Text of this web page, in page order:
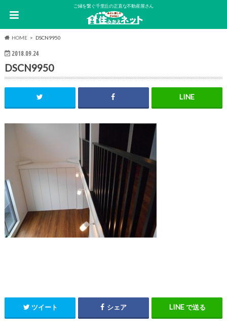
ご縁を繋ぐ千里丘の正直な不動産屋さん
HOME DSCN9950
2018.09.24
DSCN9950
ツイート シェア で送る